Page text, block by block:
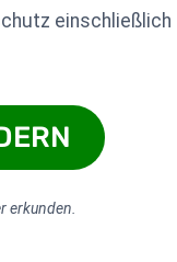
einschließlich
erkunden.